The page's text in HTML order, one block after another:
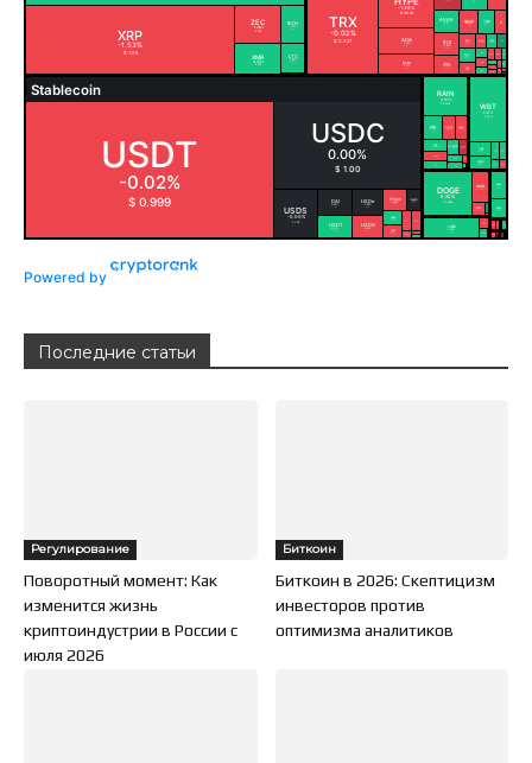
Powered by
Последние статьи
Регулирование
Поворотный момент: Как
изменится жизнь
криптоиндустрии в России с
июля 2026
Биткоин
Биткоин в 2026: Скептицизм
инвесторов против
оптимизма аналитиков